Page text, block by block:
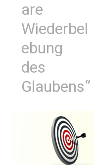
are
Wiederbel
ebung
des
Glaubens“